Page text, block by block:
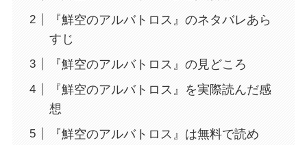
『鮮空のアルバトロス』のネタバレあら
すじ
『鮮空のアルバトロス』の見どころ
『鮮空のアルバトロス』を実際読んだ感
想
『鮮空のアルバトロス』は無料で読め